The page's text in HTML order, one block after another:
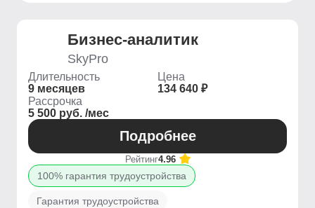
Бизнес-аналитик
SkyPro
Длительность
9 месяцев
Цена
134 640 ₽
Рассрочка
5 500 руб. /мес
Подробнее
Рейтинг4.96
100% гарантия трудоустройства
Гарантия трудоустройства